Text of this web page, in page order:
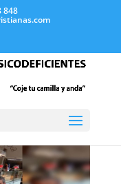
848